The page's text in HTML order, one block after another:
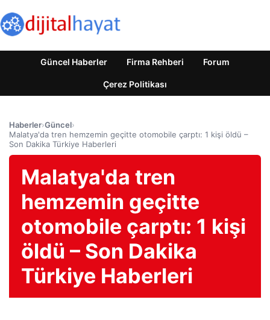
Güncel Haberler Firma Rehberi Forum
Çerez Politikası
Haberler›Güncel›
Malatya'da tren hemzemin geçitte otomobile çarptı: 1 kişi öldü –
Son Dakika Türkiye Haberleri
Malatya'da tren
hemzemin geçitte
otomobile çarptı: 1 kişi
öldü – Son Dakika
Türkiye Haberleri